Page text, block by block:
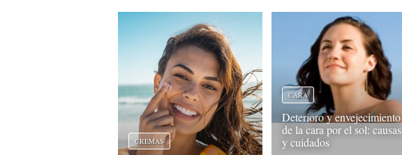
CREMAS
CARA
Deterioro y envejecimiento
de la cara por el sol: causas
y cuidados